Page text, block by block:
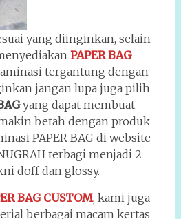
yang diinginkan, selain
PAPER BAG
tergantung dengan
jangan lupa juga pilih
yang dapat membuat
betah dengan produk
PAPER BAG di website
terbagi menjadi 2
doff dan glossy.
BAG CUSTOM, kami juga
berbagai macam kertas